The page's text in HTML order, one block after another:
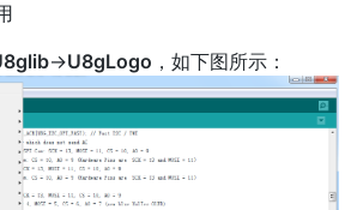
->U8gLogo ，如下图所示：